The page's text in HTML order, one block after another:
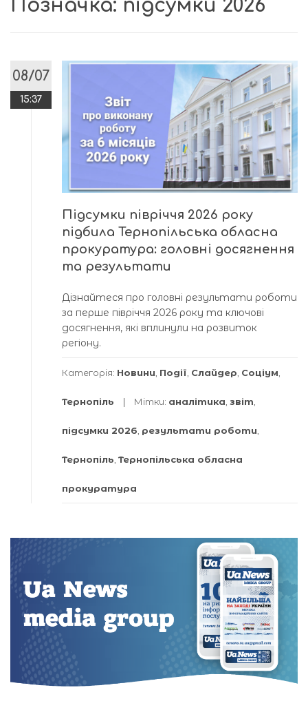
Позначка: підсумки 2026
08/07
15:37
Підсумки півріччя 2026 року
підбила Тернопільська обласна
прокуратура: головні досягнення
та результати
Дізнайтеся про головні результати роботи
за перше півріччя 2026 року та ключові
досягнення, які вплинули на розвиток
регіону.
Категорія: Новини Події Слайдер Соціум
Тернопіль Мітки: аналітика звіт
підсумки 2026 результати роботи
Тернопіль Тернопільська обласна
прокуратура